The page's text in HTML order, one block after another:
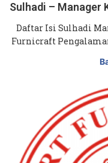
Sulhadi –
Daftar Isi Sulhadi
Furnicraft